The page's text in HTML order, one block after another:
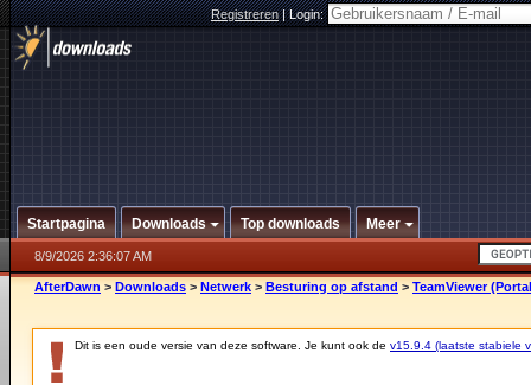
Registreren|Login:
Startpagina Downloads Top downloads Meer
8/9/2026 2:36:07 AM
AfterDawn > Downloads > Netwerk > Besturing op afstand > TeamViewer
Dit is een oude versie van deze software. Je kunt ook de v15.9.4 (laatste stabiele